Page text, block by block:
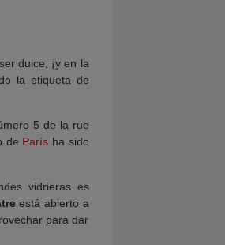
dulce, ¡y en la
la etiqueta de
5 de la rue
de París ha sido
vidrieras es
está abierto a
para dar